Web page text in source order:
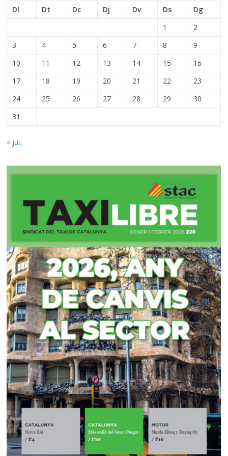
Dl
Dt Dc Dj Dv Ds
Dg
1
2
3
4 5 6 7 8
9
10
11 12 13 14 15
16
17
18 19 20 21 22
23
24
25 26 27 28 29
30
31
« jul.